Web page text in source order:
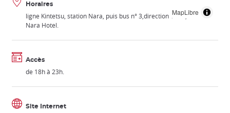
MapLibre
Horaires
ligne Kintetsu, station Nara, puis bus n° 3,direction Tenri, arrêt
Nara Hotel.
Accès
de 18h à 23h.
Site Internet